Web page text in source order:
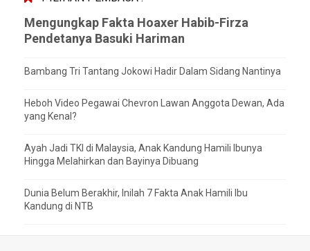
Mengungkap Fakta Hoaxer Habib-Firza
Pendetanya Basuki Hariman
Bambang Tri Tantang Jokowi Hadir Dalam Sidang Nantinya
Heboh Video Pegawai Chevron Lawan Anggota Dewan, Ada
yang Kenal?
Ayah Jadi TKI di Malaysia, Anak Kandung Hamili Ibunya
Hingga Melahirkan dan Bayinya Dibuang
Dunia Belum Berakhir, Inilah 7 Fakta Anak Hamili Ibu
Kandung di NTB